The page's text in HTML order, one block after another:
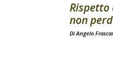
non
DiAngelo